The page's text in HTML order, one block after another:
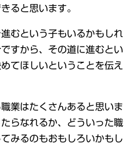
ると思います。
むという子もいるかもしれ
すから、その道に進むとい
てほしいということを伝え
業はたくさんあると思いま
らなれるか、どういった職
みるのもおもしろいかもし